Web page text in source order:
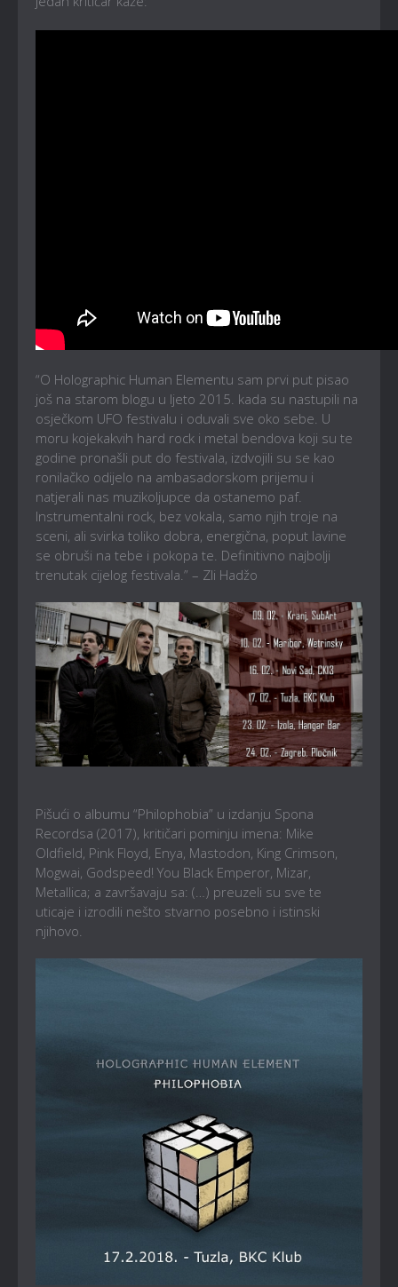
“O Holographic Human Elementu sam prvi put pisao
još na starom blogu u ljeto 2015. kada su nastupili na
osječkom UFO festivalu i oduvali sve oko sebe. U
moru kojekakvih hard rock i metal bendova koji su te
godine pronašli put do festivala, izdvojili su se kao
ronilačko odijelo na ambasadorskom prijemu i
natjerali nas muzikoljupce da ostanemo paf.
Instrumentalni rock, bez vokala, samo njih troje na
sceni, ali svirka toliko dobra, energična, poput lavine
se obruši na tebe i pokopa te. Definitivno najbolji
trenutak cijelog festivala.” – Zli Hadžo
Pišući o albumu “Philophobia” u izdanju Spona
Recordsa (2017), kritičari pominju imena: Mike
Oldfield, Pink Floyd, Enya, Mastodon, King Crimson,
Mogwai, Godspeed! You Black Emperor, Mizar,
Metallica; a završavaju sa: (…) preuzeli su sve te
uticaje i izrodili nešto stvarno posebno i istinski
njihovo.